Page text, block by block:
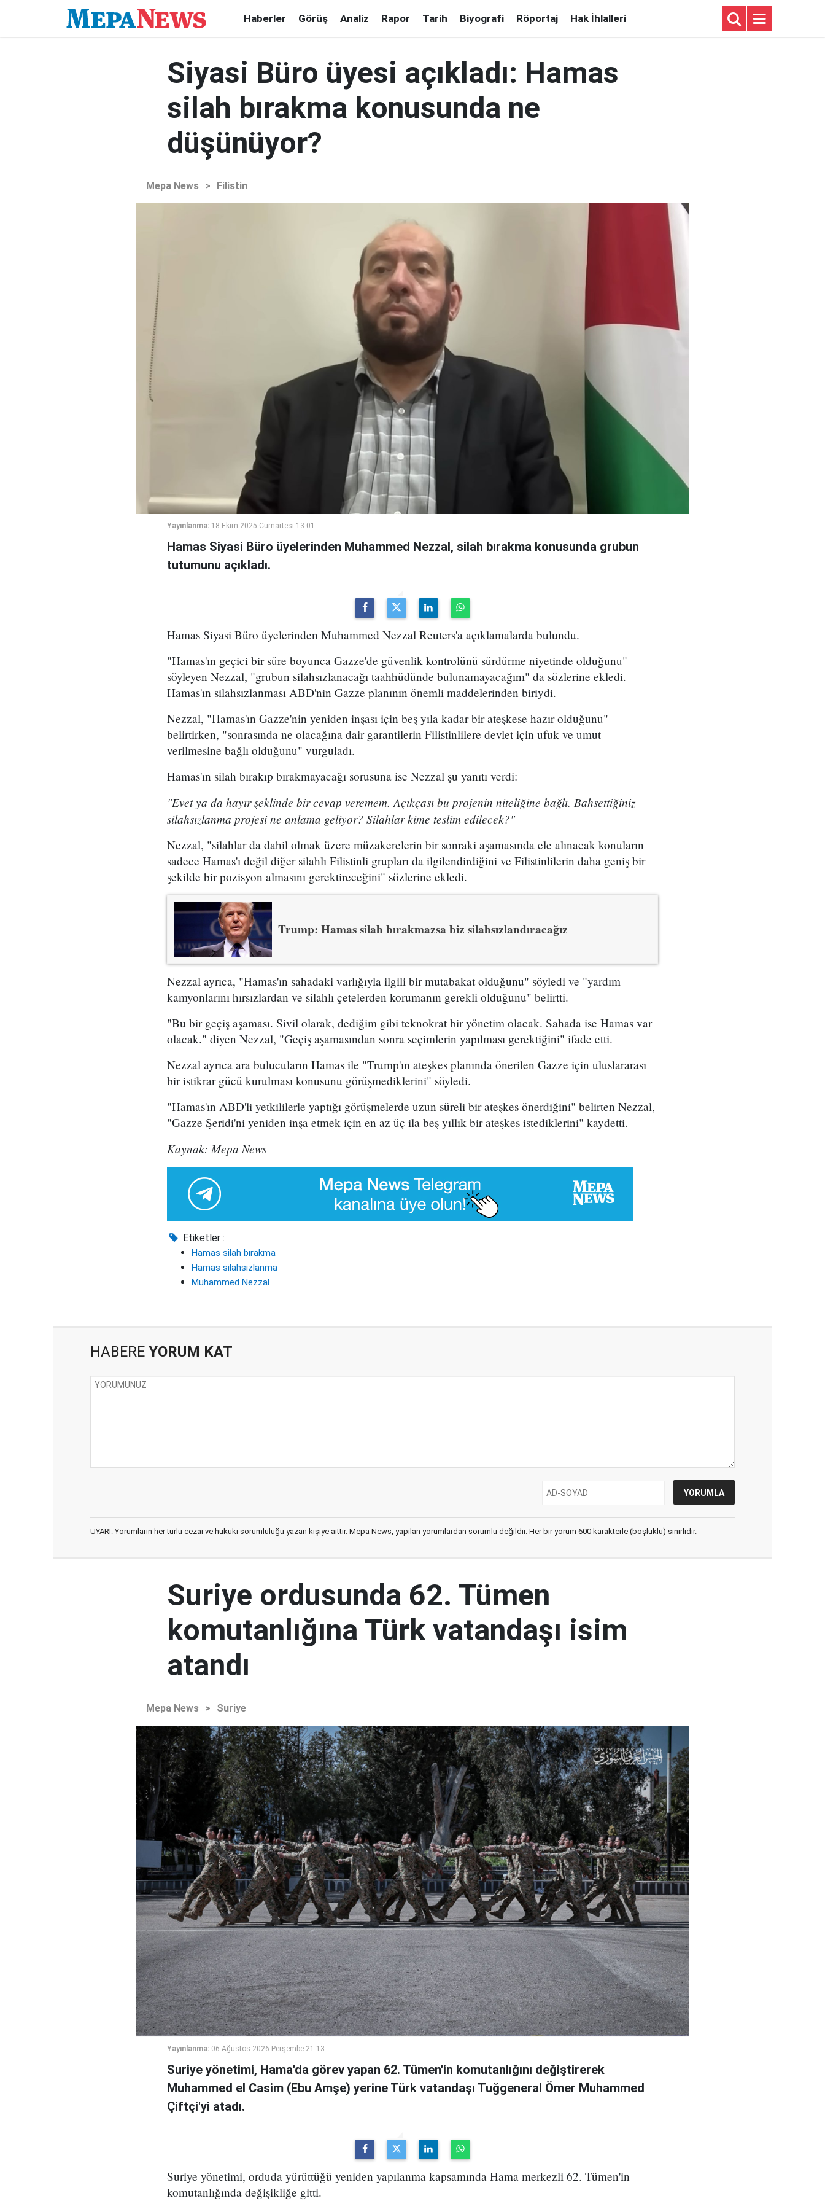
Haberler Görüş Analiz Rapor Tarih Biyografi Röportaj Hak İhlalleri
Siyasi Büro üyesi açıkladı: Hamas
silah bırakma konusunda ne
düşünüyor?
Mepa News > Filistin
Yayınlanma: 18 Ekim 2025 Cumartesi 13:01
Hamas Siyasi Büro üyelerinden Muhammed Nezzal, silah bırakma konusunda grubun
tutumunu açıkladı.
Hamas Siyasi Büro üyelerinden Muhammed Nezzal Reuters'a açıklamalarda bulundu.
"Hamas'ın geçici bir süre boyunca Gazze'de güvenlik kontrolünü sürdürme niyetinde olduğunu"
söyleyen Nezzal, "grubun silahsızlanacağı taahhüdünde bulunamayacağını" da sözlerine ekledi.
Hamas'ın silahsızlanması ABD'nin Gazze planının önemli maddelerinden biriydi.
Nezzal, "Hamas'ın Gazze'nin yeniden inşası için beş yıla kadar bir ateşkese hazır olduğunu"
belirtirken, "sonrasında ne olacağına dair garantilerin Filistinlilere devlet için ufuk ve umut
verilmesine bağlı olduğunu" vurguladı.
Hamas'ın silah bırakıp bırakmayacağı sorusuna ise Nezzal şu yanıtı verdi:
"Evet ya da hayır şeklinde bir cevap veremem. Açıkçası bu projenin niteliğine bağlı. Bahsettiğiniz
silahsızlanma projesi ne anlama geliyor? Silahlar kime teslim edilecek?"
Nezzal, "silahlar da dahil olmak üzere müzakerelerin bir sonraki aşamasında ele alınacak konuların
sadece Hamas'ı değil diğer silahlı Filistinli grupları da ilgilendirdiğini ve Filistinlilerin daha geniş bir
şekilde bir pozisyon almasını gerektireceğini" sözlerine ekledi.
Trump: Hamas silah bırakmazsa biz silahsızlandıracağız
Nezzal ayrıca, "Hamas'ın sahadaki varlığıyla ilgili bir mutabakat olduğunu" söyledi ve "yardım
kamyonlarını hırsızlardan ve silahlı çetelerden korumanın gerekli olduğunu" belirtti.
"Bu bir geçiş aşaması. Sivil olarak, dediğim gibi teknokrat bir yönetim olacak. Sahada ise Hamas var
olacak." diyen Nezzal, "Geçiş aşamasından sonra seçimlerin yapılması gerektiğini" ifade etti.
Nezzal ayrıca ara bulucuların Hamas ile "Trump'ın ateşkes planında önerilen Gazze için uluslararası
bir istikrar gücü kurulması konusunu görüşmediklerini" söyledi.
"Hamas'ın ABD'li yetkililerle yaptığı görüşmelerde uzun süreli bir ateşkes önerdiğini" belirten Nezzal,
"Gazze Şeridi'ni yeniden inşa etmek için en az üç ila beş yıllık bir ateşkes istediklerini" kaydetti.
Kaynak: Mepa News
Etiketler :
Hamas silah bırakma
Hamas silahsızlanma
Muhammed Nezzal
HABERE YORUM KAT
UYARI: Yorumların her türlü cezai ve hukuki sorumluluğu yazan kişiye aittir. Mepa News, yapılan yorumlardan sorumlu değildir. Her bir yorum 600 karakterle (boşluklu) sınırlıdır.
Suriye ordusunda 62. Tümen
komutanlığına Türk vatandaşı isim
atandı
Mepa News > Suriye
Yayınlanma: 06 Ağustos 2026 Perşembe 21:13
Suriye yönetimi, Hama'da görev yapan 62. Tümen'in komutanlığını değiştirerek
Muhammed el Casim (Ebu Amşe) yerine Türk vatandaşı Tuğgeneral Ömer Muhammed
Çiftçi'yi atadı.
Suriye yönetimi, orduda yürüttüğü yeniden yapılanma kapsamında Hama merkezli 62. Tümen'in
komutanlığında değişikliğe gitti.